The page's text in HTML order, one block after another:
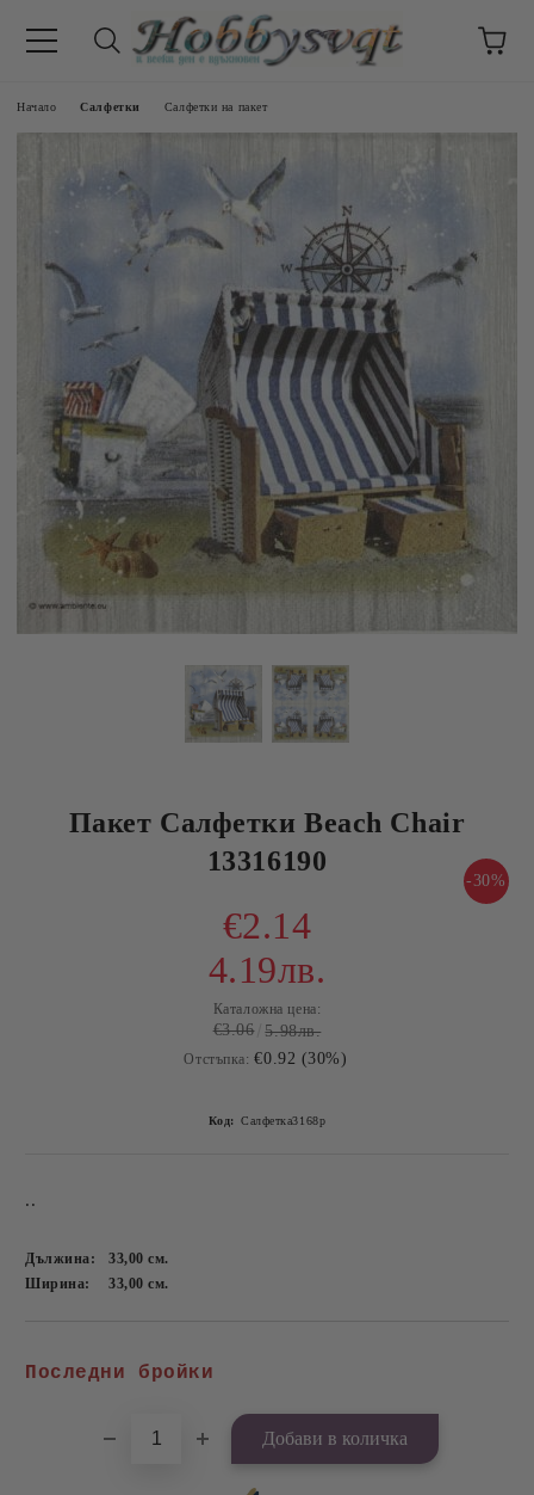
Начало Салфетки Салфетки на пакет
Пакет Салфетки Beach Chair
13316190
-30%
€2.14
4.19лв.
Каталожна цена:
€3.06 5.98лв.
Отстъпка: €0.92 (30%)
Код: Салфетка3168p
..
Дължина: 33,00см.
Ширина:
33,00см.
Последни бройки